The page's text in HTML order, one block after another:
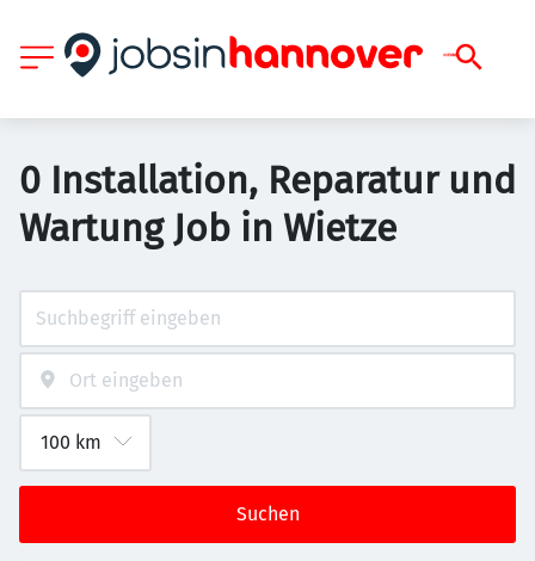
0 Installation, Reparatur und
Wartung Job in Wietze
Suchen